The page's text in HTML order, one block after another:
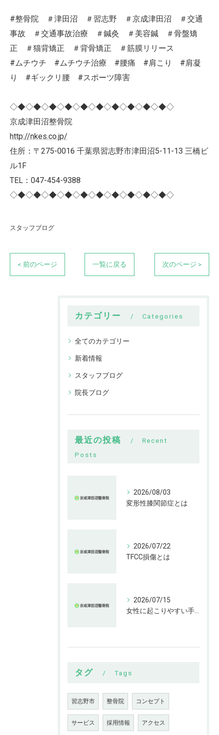
#整骨院 ＃津田沼 ＃習志野 ＃京成津田沼 ＃交通
事故 ＃交通事故治療 ＃鍼灸 ＃美容鍼 ＃骨盤矯
正 ＃猫背矯正 ＃背骨矯正 ＃筋膜リリース
#ムチウチ #ムチウチ治療 #腰痛 #肩こり #肩凝
り #ギックリ腰 #スポーツ障害
◇◆◇◆◇◆◇◆◇◆◇◆◇◆◇◆◇◆◇◆◇
京成津田沼整骨院
http://nkes.co.jp/
住所：〒275-0016 千葉県習志野市津田沼5-11-13 三橋ビ
ル1F
TEL：047-454-9388
◇◆◇◆◇◆◇◆◇◆◇◆◇◆◇◆◇◆◇◆◇
スタッフブログ
< 前のページ 一覧に戻る 次のページ >
カテゴリー Categories
全てのカテゴリー
新着情報
スタッフブログ
院長ブログ
最近の投稿
Recent
Posts
2026/08/03
変形性膝関節症とは
2026/07/22
TFCC損傷とは
2026/07/15
タグ Tags
習志野市 整骨院 コンセプト
サービス 採用情報 アクセス